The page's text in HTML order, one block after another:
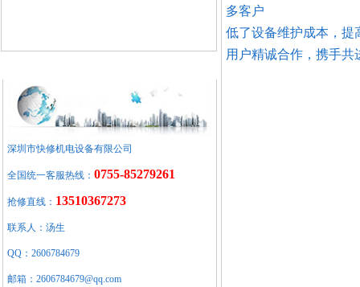
深圳市快修机电设备有限公司
全国统一客服热线： 0755-85279261
抢修直线： 13510367273
联系人：汤生
QQ：2606784679
邮箱：2606784679@qq.com
多客户
低了设备维护成本，提
用户精诚合作，携